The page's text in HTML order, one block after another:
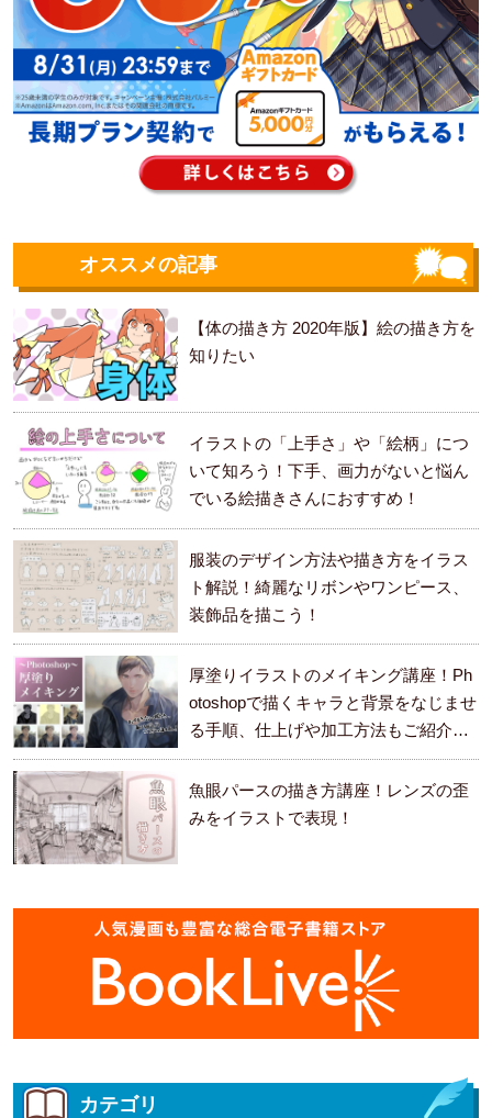
オススメの記事
【体の描き方 2020年版】絵の描き方を
知りたい
イラストの「上手さ」や「絵柄」につ
いて知ろう！下手、画力がないと悩ん
でいる絵描きさんにおすすめ！
服装のデザイン方法や描き方をイラス
ト解説！綺麗なリボンやワンピース、
装飾品を描こう！
厚塗りイラストのメイキング講座！Ph
otoshopで描くキャラと背景をなじませ
る手順、仕上げや加工方法もご紹介し
ます。
魚眼パースの描き方講座！レンズの歪
みをイラストで表現！
カテゴリ